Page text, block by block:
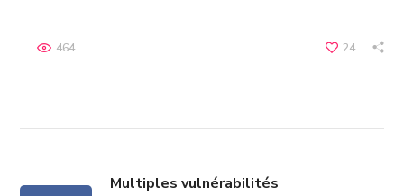
24
464
Multiples vulnérabilités